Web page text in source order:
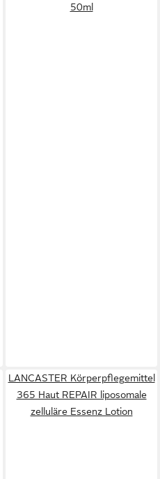
50ml
LANCASTER Körperpflegemittel
365 Haut REPAIR liposomale
zelluläre Essenz Lotion